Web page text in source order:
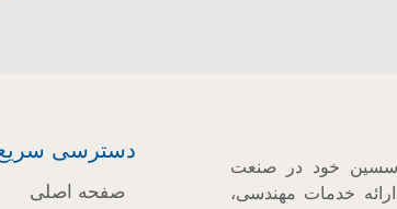
سال تجربه موسسین خود در صنعت
خدمات مهندسی،
دسترسی
صفحه اصلی